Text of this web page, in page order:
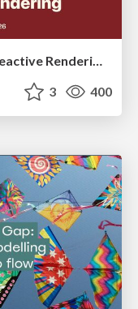
HTML-Aware ERB: The Path to Reactive Rendering @ RubyCon 2026, Rimini, Italy
3 400